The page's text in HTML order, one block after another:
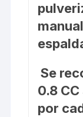
Se
0.8
por